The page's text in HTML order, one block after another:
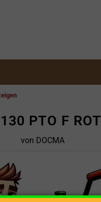
PTO F ROT
von DOCMA